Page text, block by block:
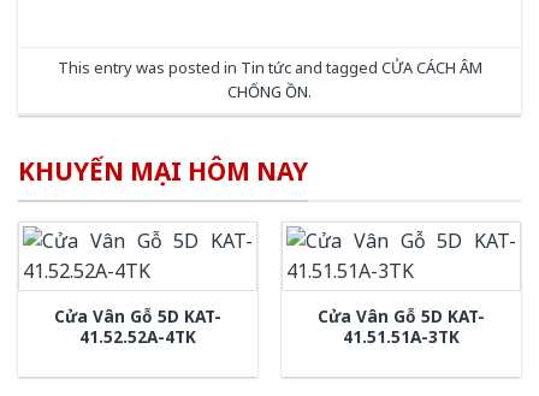
This entry was posted in Tin tứcand tagged CỬA CÁCH ÂM
CHỐNG ỒN.
KHUYẾN MẠI HÔM NAY
Cửa Vân Gỗ 5D KAT-
41.52.52A-4TK
Cửa Vân Gỗ 5D KAT-
41.51.51A-3TK